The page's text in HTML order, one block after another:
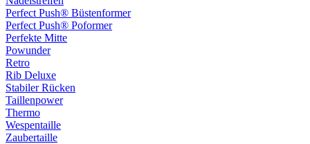
Perfect Push® Büstenformer
Perfect Push® Poformer
Perfekte Mitte
Powunder
Retro
Rib Deluxe
Stabiler Rücken
Taillenpower
Thermo
Wespentaille
Zaubertaille